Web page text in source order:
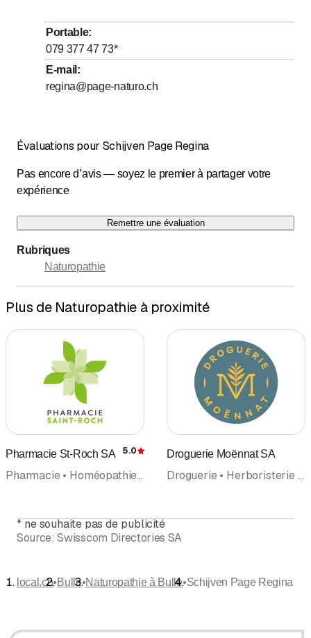
Portable:
079 377 47 73*
E-mail :
regina@page-naturo.ch
Évaluations pour Schijven Page Regina
Pas encore d’avis — soyez le premier à partager votre
expérience
Remettre une évaluation
Rubriques
Naturopathie
Plus de Naturopathie à proximité
Pharmacie St-Roch SA Évaluation
5.0
Pharmacie • Homéopathie (hors rubrique médecins) • Aromathérapie • Spagyrie • Fleurs de Bach • Naturopathie • Thérapie naturelle/Naturopathie • Conseils en santé
Droguerie Moënnat SA
Droguerie • Herboristerie • Homéopathie (hors rubrique médecins) • Naturopathie • Thérapie naturelle/Naturopathie • Cosmétiques, produits
*ne souhaite pas de publicité
Source: Swisscom Directories SA
local.ch•Bulle•Naturopathie à Bulle•Schijven Page Regina